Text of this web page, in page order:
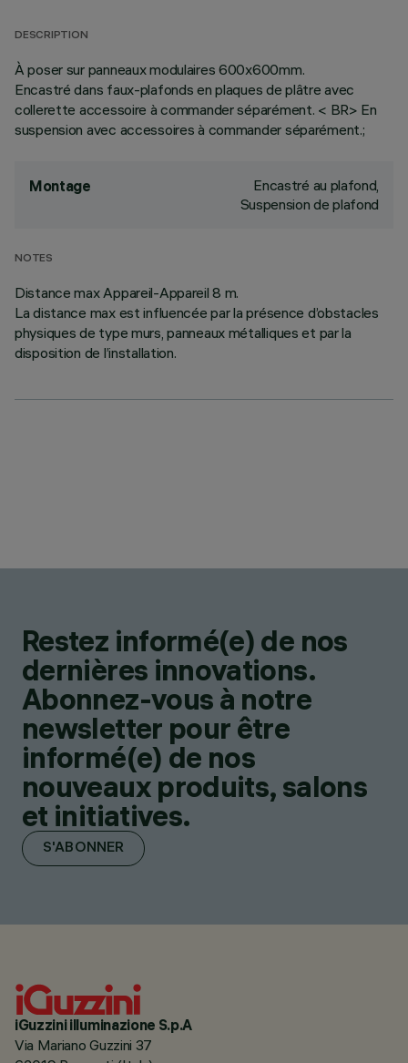
DESCRIPTION
À poser sur panneaux modulaires 600x600mm.
Encastré dans faux-plafonds en plaques de plâtre avec
collerette accessoire à commander séparément. < BR> En
suspension avec accessoires à commander séparément.;
Montage
Encastré au plafond,
Suspension de plafond
NOTES
Distance max Appareil-Appareil 8 m.
La distance max est influencée par la présence d’obstacles
physiques de type murs, panneaux métalliques et par la
disposition de l’installation.
Restez informé(e) de nos
dernières innovations.
Abonnez-vous à notre
newsletter pour être
informé(e) de nos
nouveaux produits, salons
et initiatives.
S'ABONNER
iGuzzini illuminazione S.p.A
Via Mariano Guzzini 37